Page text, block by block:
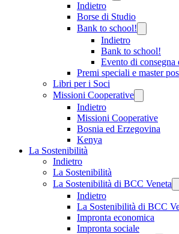
Indietro
Borse di Studio
Bank to school!
Indietro
Bank to school!
Evento di
Premi speciali e master
Libri per i Soci
Missioni Cooperative
Indietro
Missioni Cooperative
Bosnia ed Erzegovina
Kenya
La Sostenibilità
Indietro
La Sostenibilità
La Sostenibilità di BCC Veneta
Indietro
La Sostenibilità di BCC
Impronta economica
Impronta sociale